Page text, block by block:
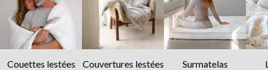
Couettes lestées Couvertures lestées Surmatelas